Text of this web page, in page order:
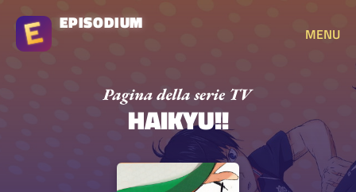
EPISODIUM
MENU
HAIKYU!!